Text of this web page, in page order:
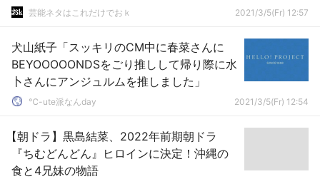
芸能ネタはこれだけでおｋ 2021/3/5(Fr) 12:57
犬山紙子「スッキリのCM中に春菜さんに
BEYOOOOONDSをごり推しして帰り際に水
卜さんにアンジュルムを推しました」
℃-ute派なんday 2021/3/5(Fr) 12:54
【朝ドラ】黒島結菜、2022年前期朝ドラ
『ちむどんどん』ヒロインに決定！沖縄の
食と4兄妹の物語